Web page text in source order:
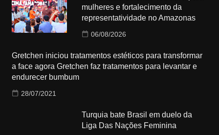
mulheres e fortalecimento da
representatividade no Amazonas
06/08/2026
Gretchen iniciou tratamentos estéticos para transformar
a face agora Gretchen faz tratamentos para levantar e
endurecer bumbum
28/07/2021
Turquia bate Brasil em duelo da
Liga Das Nações Feminina